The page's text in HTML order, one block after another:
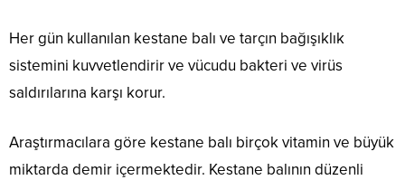
Her gün kullanılan kestane balı ve tarçın bağışıklık
sistemini kuvvetlendirir ve vücudu bakteri ve virüs
saldırılarına karşı korur.
Araştırmacılara göre kestane balı birçok vitamin ve büyük
miktarda demir içermektedir. Kestane balının düzenli